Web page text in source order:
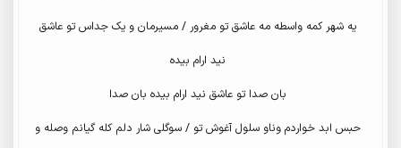
یه شهر کمه واسطه مه عاشق تو مغرور / مسیرمان و یک جداس تو عاشق
نید ارام بیده
بان صدا تو عاشق نید ارام بیده بان صدا
حبس ابد خواردم وناو سلول آغوش تو / سوگلی شار دلم کله گیانم وصله و